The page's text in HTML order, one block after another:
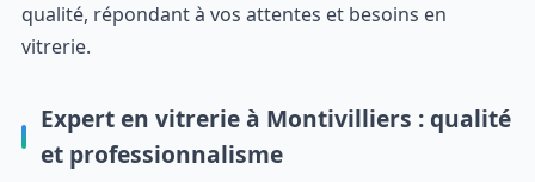
qualité, répondant à vos attentes et besoins en
vitrerie.
Expert en vitrerie à Montivilliers : qualité
et professionnalisme